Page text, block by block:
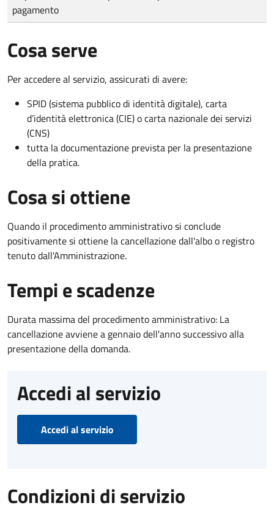
pagamento
Cosa serve
Per accedere al servizio, assicurati di avere:
SPID (sistema pubblico di identità digitale), carta
d’identità elettronica (CIE) o carta nazionale dei servizi
(CNS)
tutta la documentazione prevista per la presentazione
della pratica.
Cosa si ottiene
Quando il procedimento amministrativo si conclude
positivamente si ottiene la cancellazione dall'albo o registro
tenuto dall'Amministrazione.
Tempi e scadenze
Durata massima del procedimento amministrativo: La
cancellazione avviene a gennaio dell'anno successivo alla
presentazione della domanda.
Accedi al servizio
Accedi al servizio
Condizioni di servizio